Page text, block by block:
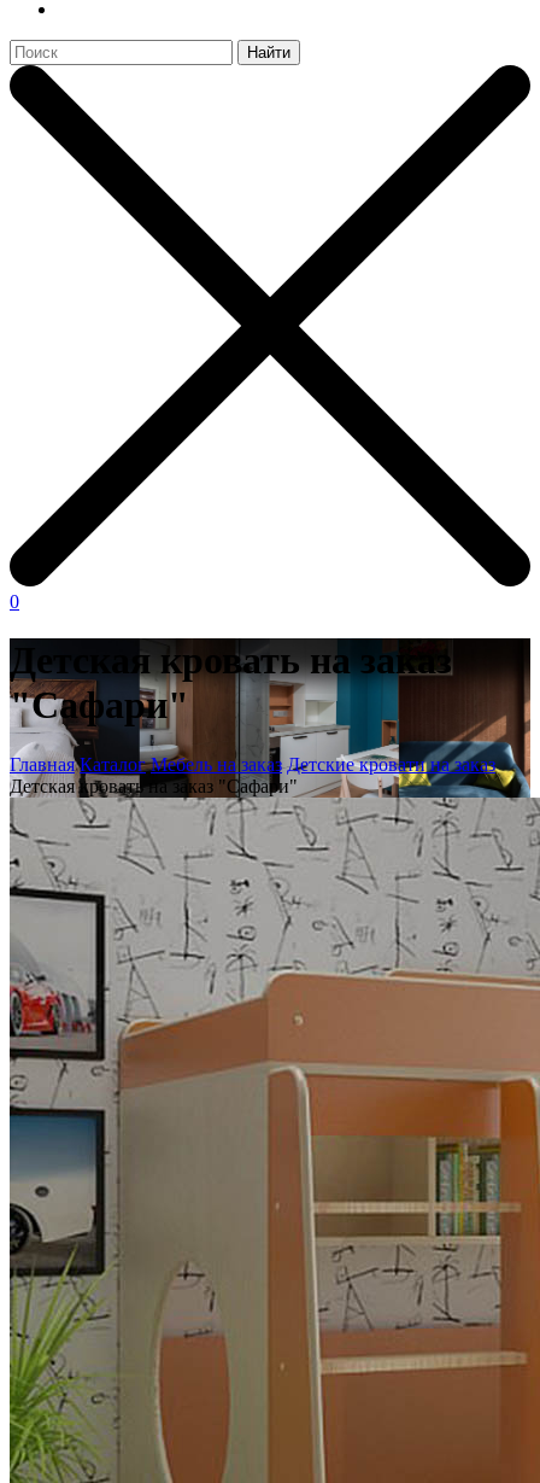
Найти
0
Детская кровать на заказ
"Сафари"
Главная Каталог Мебель на заказ Детские кровати на заказ
Детская кровать на заказ "Сафари"